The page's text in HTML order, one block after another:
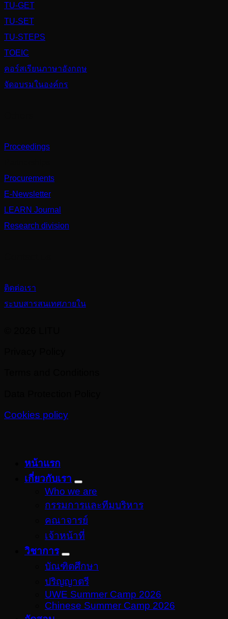
TU-GET
TU-SET
TU-STEPS
TOEIC
คอร์สเรียนภาษาอังกฤษ
จัดอบรมในองค์กร
Proceedings
Procurements
E-Newsletter
LEARN Journal
Research division
ติดต่อเรา
ระบบสารสนเทศภายใน
Cookies policy
หน้าแรก
เกี่ยวกับเรา
Who we are
กรรมการและทีมบริหาร
คณาจารย์
เจ้าหน้าที่
วิชาการ
บัณฑิตศึกษา
ปริญญาตรี
UWE Summer Camp 2026
Chinese Summer Camp 2026